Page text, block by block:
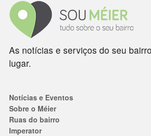
As notícias e serviços do seu
lugar.
Notícias e Eventos
Sobre o Méier
Ruas do bairro
Imperator